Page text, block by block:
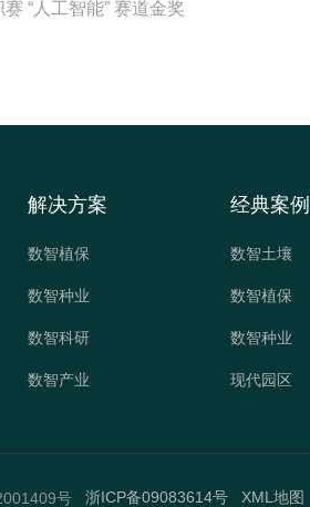
“人工智能” 赛道金奖
解决方案
数智植保
数智种业
数智科研
数智产业
经典案例
数智土壤
数智植保
数智种业
现代园区
号 浙ICP备09083614号 XML地图